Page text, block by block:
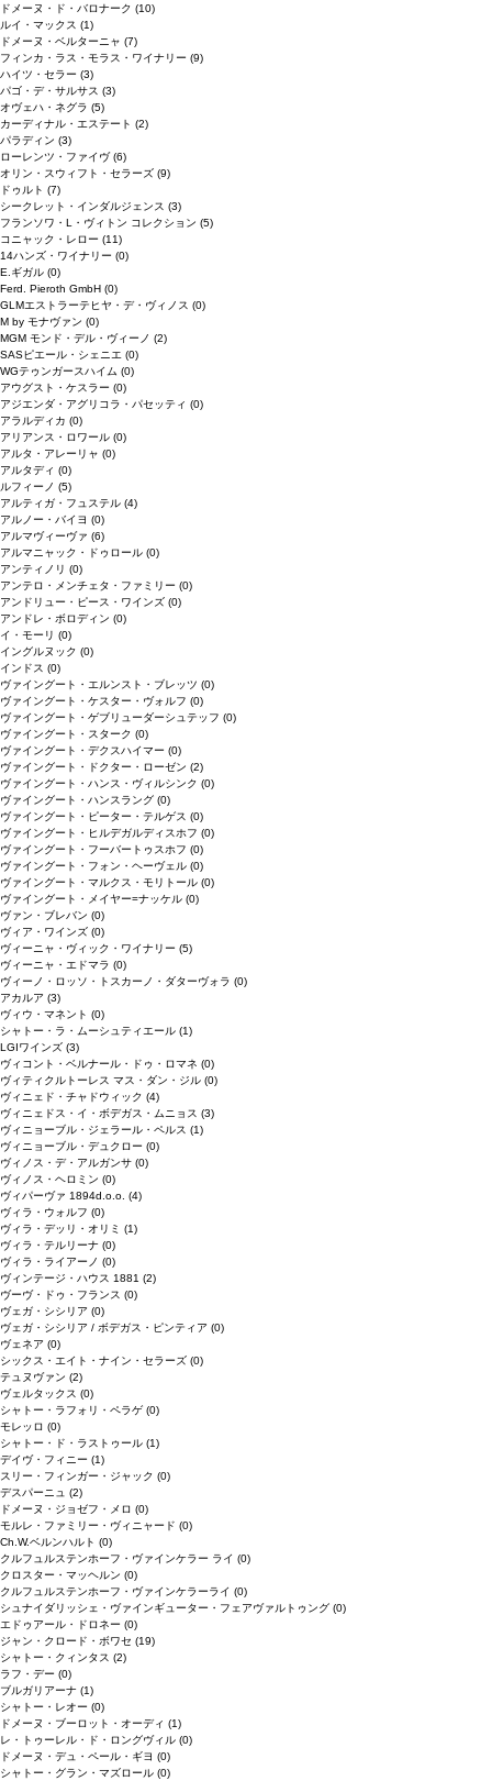
ドメーヌ・ド・バロナーク (10)
ルイ・マックス (1)
ドメーヌ・ベルターニャ (7)
フィンカ・ラス・モラス・ワイナリー (9)
ハイツ・セラー (3)
パゴ・デ・サルサス (3)
オヴェハ・ネグラ (5)
カーディナル・エステート (2)
パラディン (3)
ローレンツ・ファイヴ(6)
オリン・スウィフト・セラーズ (9)
ドゥルト (7)
シークレット・インダルジェンス (3)
フランソワ・L・ヴィトン コレクション (5)
コニャック・レロー (11)
14ハンズ・ワイナリー (0)
E.ギガル (0)
Ferd. Pieroth GmbH (0)
GLMエストラーテヒヤ・デ・ヴィノス (0)
M by モナヴァン (0)
MGM モンド・デル・ヴィーノ (2)
SASピエール・シェニエ (0)
WGテゥンガースハイム (0)
アウグスト・ケスラー (0)
アジエンダ・アグリコラ・パセッティ (0)
アラルディカ (0)
アリアンス・ロワール (0)
アルタ・アレーリャ (0)
アルタディ (0)
ルフィーノ (5)
アルティガ・フュステル (4)
アルノー・バイヨ (0)
アルマヴィーヴァ (6)
アルマニャック・ドゥロール (0)
アンティノリ (0)
アンテロ・メンチェタ・ファミリー (0)
アンドリュー・ピース・ワインズ (0)
アンドレ・ボロディン (0)
イ・モーリ (0)
イングルヌック (0)
インドス (0)
ヴァイングート・エルンスト・ブレッツ (0)
ヴァイングート・ケスター・ヴォルフ (0)
ヴァイングート・ゲブリューダーシュテッフ (0)
ヴァイングート・スターク (0)
ヴァイングート・デクスハイマー (0)
ヴァイングート・ドクター・ローゼン (2)
ヴァイングート・ハンス・ヴィルシンク (0)
ヴァイングート・ハンスラング (0)
ヴァイングート・ピーター・テルゲス (0)
ヴァイングート・ヒルデガルディスホフ (0)
ヴァイングート・フーバートゥスホフ (0)
ヴァイングート・フォン・ヘーヴェル (0)
ヴァイングート・マルクス・モリトール (0)
ヴァイングート・メイヤー=ナッケル (0)
ヴァン・ブレバン (0)
ヴィア・ワインズ (0)
ヴィーニャ・ヴィック・ワイナリー (5)
ヴィーニャ・エドマラ (0)
ヴィーノ・ロッソ・トスカーノ・ダターヴォラ (0)
アカルア (3)
ヴィウ・マネント (0)
シャトー・ラ・ムーシュティエール (1)
LGIワインズ (3)
ヴィコント・ベルナール・ドゥ・ロマネ (0)
ヴィティクルトーレス マス・ダン・ジル (0)
ヴィニェド・チャドウィック (4)
ヴィニェドス・イ・ボデガス・ムニョス (3)
ヴィニョーブル・ジェラール・ペルス (1)
ヴィニョーブル・デュクロー (0)
ヴィノス・デ・アルガンサ (0)
ヴィノス・ヘロミン (0)
ヴィパーヴァ 1894d.o.o. (4)
ヴィラ・ウォルフ (0)
ヴィラ・デッリ・オリミ (1)
ヴィラ・テルリーナ (0)
ヴィラ・ライアーノ (0)
ヴィンテージ・ハウス 1881 (2)
ヴーヴ・ドゥ・フランス (0)
ヴェガ・シシリア (0)
ヴェガ・シシリア / ボデガス・ピンティア (0)
ヴェネア (0)
シックス・エイト・ナイン・セラーズ (0)
テュヌヴァン (2)
ヴェルタックス (0)
シャトー・ラフォリ・ペラゲ (0)
モレッロ (0)
シャトー・ド・ラストゥール (1)
デイヴ・フィニー (1)
スリー・フィンガー・ジャック (0)
デスパーニュ (2)
ドメーヌ・ジョゼフ・メロ (0)
モルレ・ファミリー・ヴィニャード (0)
Ch.W.ベルンハルト (0)
クルフュルステンホーフ・ヴァインケラー ライ (0)
クロスター・マッヘルン (0)
クルフュルステンホーフ・ヴァインケラーライ (0)
シュナイダリッシェ・ヴァインギューター・フェアヴァルトゥング (0)
エドゥアール・ドロネー (0)
ジャン・クロード・ボワセ (19)
シャトー・クィンタス (2)
ラフ・デー (0)
ブルガリアーナ (1)
シャトー・レオー (0)
ドメーヌ・ブーロット・オーディ (1)
レ・トゥーレル・ド・ロングヴィル (0)
ドメーヌ・デュ・ペール・ギヨ (0)
シャトー・グラン・マズロール (0)